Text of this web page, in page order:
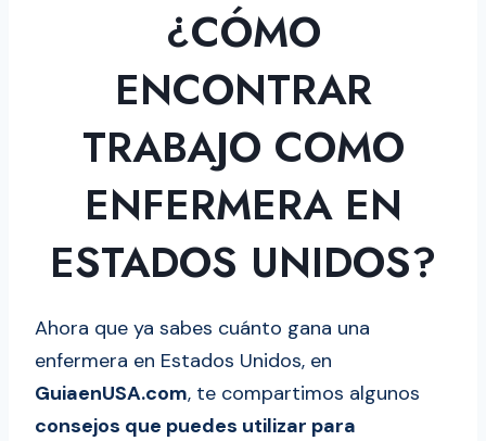
¿CÓMO
ENCONTRAR
TRABAJO COMO
ENFERMERA EN
ESTADOS UNIDOS?
Ahora que ya sabes cuánto gana una
enfermera en Estados Unidos, en
GuiaenUSA.com, te compartimos algunos
consejos que puedes utilizar para